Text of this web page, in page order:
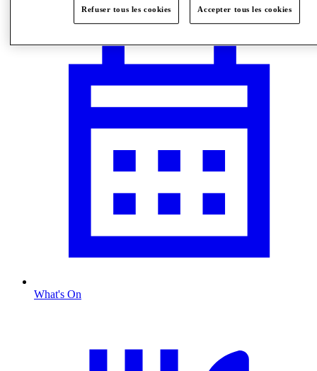
What's On
Refuser tous les cookies Accepter tous les cookies